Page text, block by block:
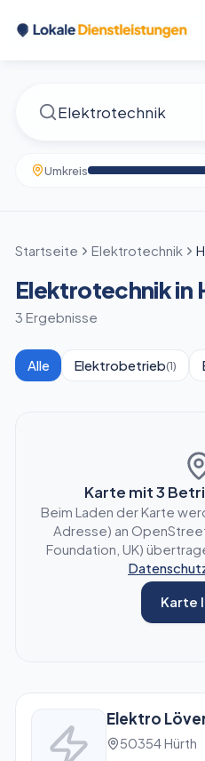
Umkreis
Startseite Elektrotechnik
Elektrotechnik in
3 Ergebnisse
Alle Elektrobetrieb(1)
Karte mit3
Beim Laden der Karte
Adresse) an
Foundation, UK)
Karte
Elektro
50354 Hürth